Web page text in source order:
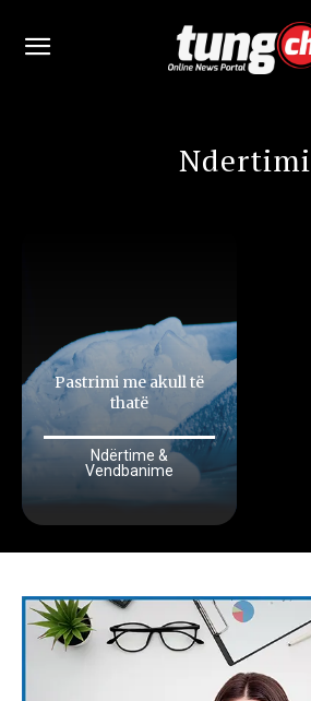
Ndertimi
Pastrimi me akull të
thatë
Ndërtime &
Vendbanime